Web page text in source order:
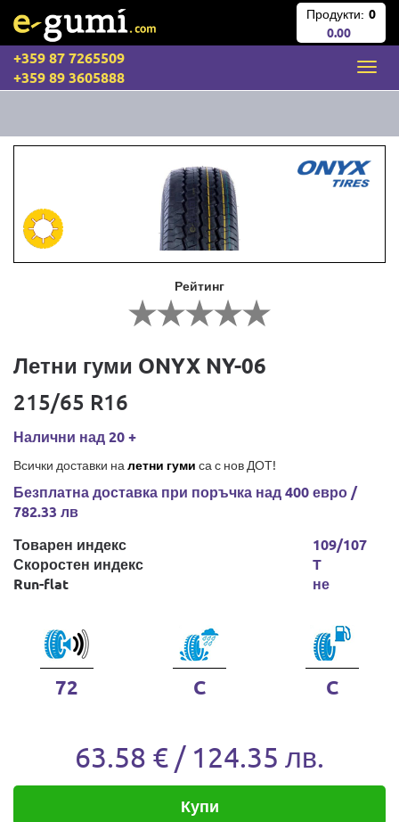
Продукти: 0
0.00
+359 87 7265509
+359 89 3605888
Рейтинг
Летни гуми ONYX NY-06
215/65 R16
Налични над 20 +
Всички доставки на летни гуми са с нов ДОТ!
Безплатна доставка при поръчка над 400 евро /
782.33 лв
Товарен индекс
Скоростен индекс
Run-flat
109/107
T
не
72 C C
63.58 € / 124.35 лв.
Купи